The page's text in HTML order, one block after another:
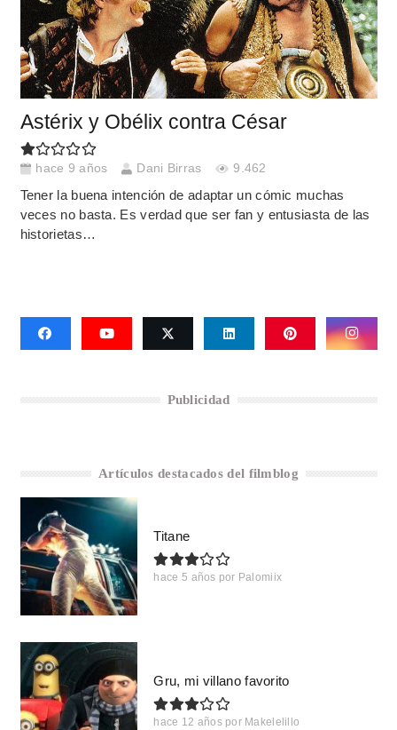
Astérix y Obélix contra César
hace 9 años Dani Birras 9.462
Tener la buena intención de adaptar un cómic muchas
veces no basta. Es verdad que ser fan y entusiasta de las
historietas…
Publicidad
Artículos destacados del filmblog
Titane
hace 5 años por Palomiix
Gru, mi villano favorito
hace 12 años por Makelelillo